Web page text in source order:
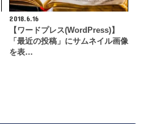
2018.6.16
【ワードプレス(WordPress)】
「最近の投稿」にサムネイル画像
を表…